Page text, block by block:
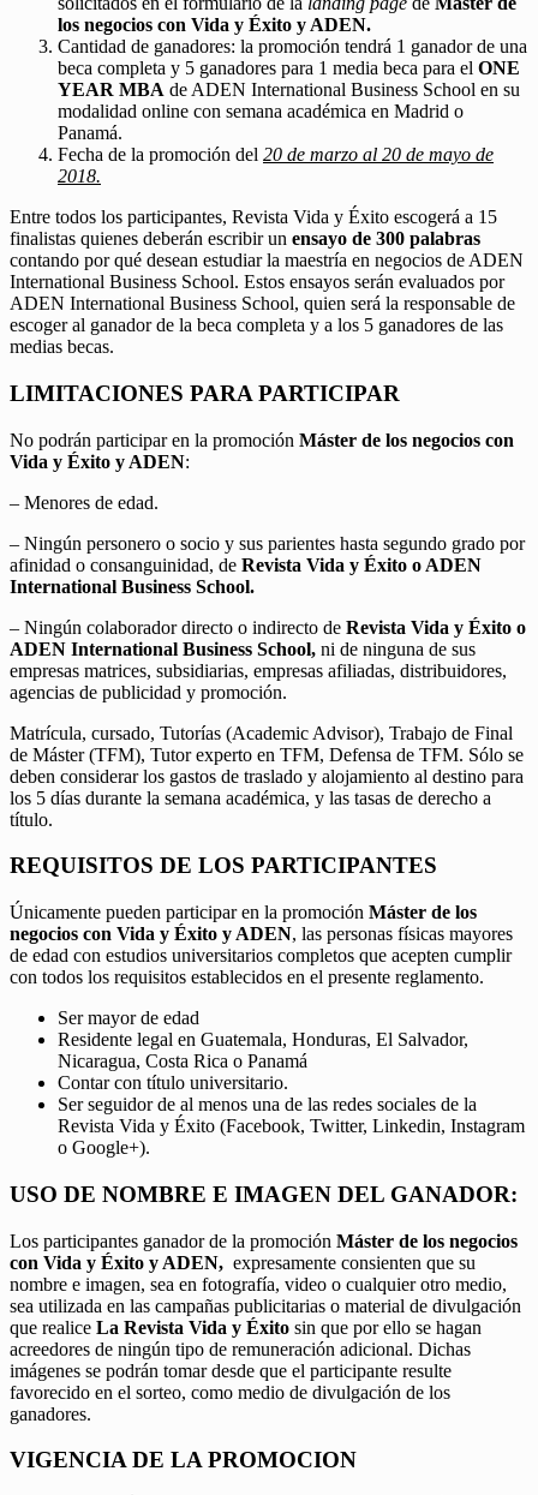
los negocios con Vida y Éxito y ADEN.
Cantidad de ganadores: la promoción tendrá 1 ganador de una
beca completa y 5 ganadores para 1 media beca para el ONE
YEAR MBA de ADEN International Business School en su
modalidad online con semana académica en Madrid o
Panamá.
Fecha de la promoción del 20 de marzo al 20 de mayo de
2018.
Entre todos los participantes, Revista Vida y Éxito escogerá a 15
finalistas quienes deberán escribir un ensayo de 300 palabras
contando por qué desean estudiar la maestría en negocios de ADEN
International Business School. Estos ensayos serán evaluados por
ADEN International Business School, quien será la responsable de
escoger al ganador de la beca completa y a los 5 ganadores de las
medias becas.
LIMITACIONES PARA PARTICIPAR
No podrán participar en la promoción Máster de los negocios con
Vida y Éxito y ADEN:
– Menores de edad.
– Ningún personero o socio y sus parientes hasta segundo grado por
afinidad o consanguinidad, de Revista Vida y Éxito o ADEN
International Business School.
– Ningún colaborador directo o indirecto de Revista Vida y Éxito o
ADEN International Business School, ni de ninguna de sus
empresas matrices, subsidiarias, empresas afiliadas, distribuidores,
agencias de publicidad y promoción.
Matrícula, cursado, Tutorías (Academic Advisor), Trabajo de Final
de Máster (TFM), Tutor experto en TFM, Defensa de TFM. Sólo se
deben considerar los gastos de traslado y alojamiento al destino para
los 5 días durante la semana académica, y las tasas de derecho a
título.
REQUISITOS DE LOS PARTICIPANTES
Únicamente pueden participar en la promoción Máster de los
negocios con Vida y Éxito y ADEN, las personas físicas mayores
de edad con estudios universitarios completos que acepten cumplir
con todos los requisitos establecidos en el presente reglamento.
Ser mayor de edad
Residente legal en Guatemala, Honduras, El Salvador,
Nicaragua, Costa Rica o Panamá
Contar con título universitario.
Ser seguidor de al menos una de las redes sociales de la
Revista Vida y Éxito (Facebook, Twitter, Linkedin, Instagram
o Google+).
USO DE NOMBRE E IMAGEN DEL GANADOR:
Los participantes ganador de la promoción Máster de los negocios
con Vida y Éxito y ADEN, expresamente consienten que su
nombre e imagen, sea en fotografía, video o cualquier otro medio,
sea utilizada en las campañas publicitarias o material de divulgación
que realice La Revista Vida y Éxito sin que por ello se hagan
acreedores de ningún tipo de remuneración adicional. Dichas
imágenes se podrán tomar desde que el participante resulte
favorecido en el sorteo, como medio de divulgación de los
ganadores.
VIGENCIA DE LA PROMOCION